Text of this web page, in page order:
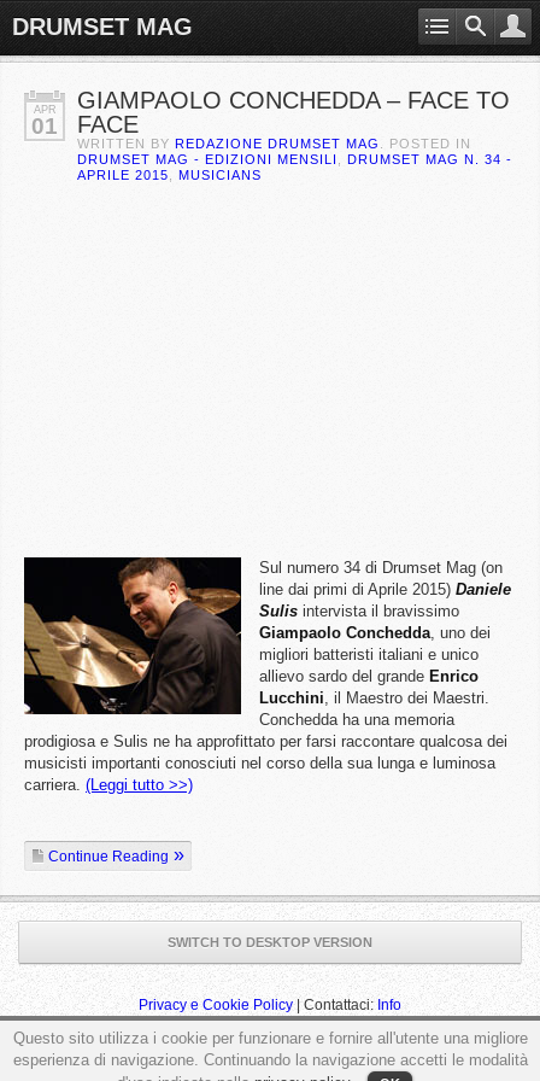
DRUMSET MAG
APR
01
GIAMPAOLO CONCHEDDA – FACE TO
FACE
WRITTEN BY REDAZIONE DRUMSET MAG
. POSTED IN
DRUMSET MAG - EDIZIONI MENSILI
DRUMSET MAG N. 34 -
APRILE 2015
MUSICIANS
Sul numero 34 di Drumset Mag (on
line dai primi di Aprile 2015) Daniele
Sulis intervista il bravissimo
Giampaolo Conchedda, uno dei
migliori batteristi italiani e unico
allievo sardo del grande Enrico
Lucchini, il Maestro dei Maestri.
Conchedda ha una memoria
prodigiosa e Sulis ne ha approfittato per farsi raccontare qualcosa dei
musicisti importanti conosciuti nel corso della sua lunga e luminosa
carriera. (Leggi tutto >>)
Continue Reading
SWITCH TO DESKTOP VERSION
Privacy e Cookie Policy| Contattaci: Info
Questo sito utilizza i cookie per funzionare e fornire all'utente una migliore
esperienza di navigazione. Continuando la navigazione accetti le modalità